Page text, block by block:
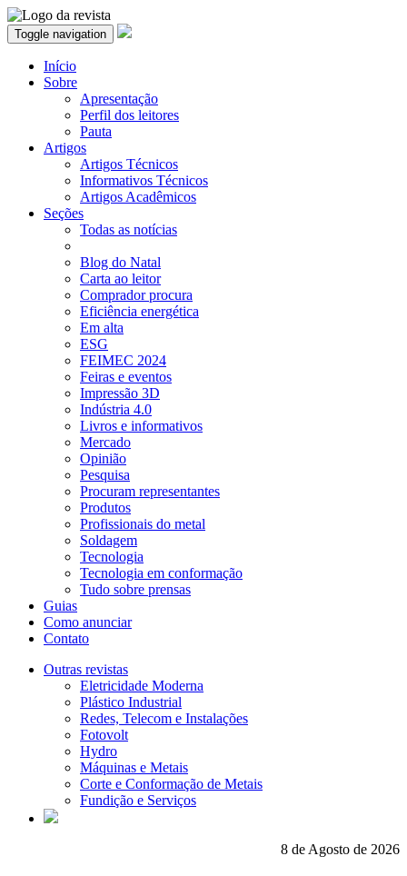
Toggle navigation
Início
Sobre
Apresentação
Perfil dos leitores
Pauta
Artigos
Artigos Técnicos
Informativos Técnicos
Artigos Acadêmicos
Seções
Todas as notícias
Blog do Natal
Carta ao leitor
Comprador procura
Eficiência energética
Em alta
ESG
FEIMEC 2024
Feiras e eventos
Impressão 3D
Indústria 4.0
Livros e informativos
Mercado
Opinião
Pesquisa
Procuram representantes
Produtos
Profissionais do metal
Soldagem
Tecnologia
Tecnologia em conformação
Tudo sobre prensas
Guias
Como anunciar
Contato
Outras revistas
Eletricidade Moderna
Plástico Industrial
Redes, Telecom e Instalações
Fotovolt
Hydro
Máquinas e Metais
Corte e Conformação de Metais
Fundição e Serviços
8 de Agosto de 2026